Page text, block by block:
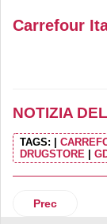
Carrefour
NOTIZIA
TAGS: |
DRUGSTORE |
Articolo
Prec